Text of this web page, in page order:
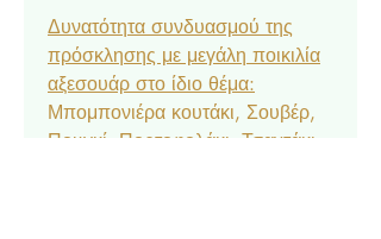
Δυνατότητα συνδυασμού της
πρόσκλησης με μεγάλη ποικιλία
αξεσουάρ στο ίδιο θέμα:
Μπομπονιέρα κουτάκι, Σουβέρ,
Πουγκί, Πορτοφολάκι, Τσαντάκι,